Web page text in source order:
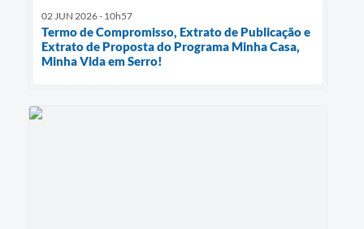
02 JUN 2026 - 10h57
Termo de Compromisso, Extrato de Publicação e
Extrato de Proposta do Programa Minha Casa,
Minha Vida em Serro!